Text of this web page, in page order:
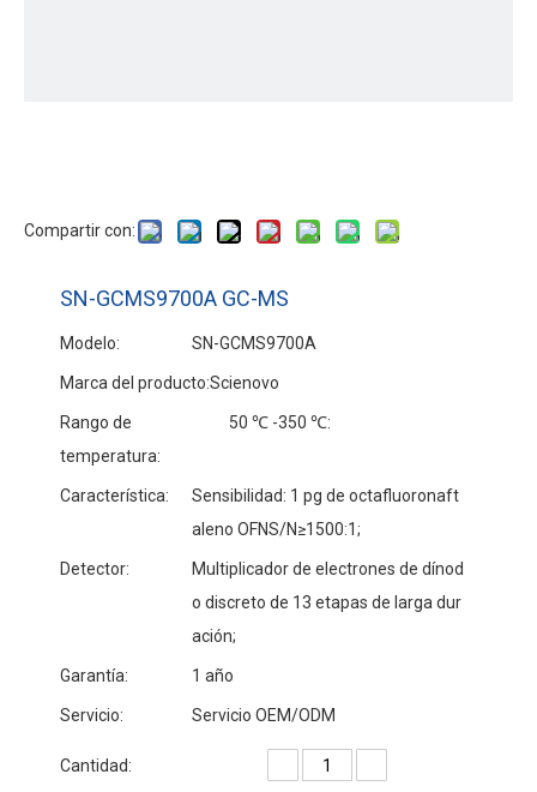
Compartir con:
SN-GCMS9700A GC-MS
Modelo: SN-GCMS9700A
Marca del producto:Scienovo
Rango de
temperatura:
50 ℃ -350 ℃:
Característica:
Sensibilidad: 1 pg de octafluoronaft
aleno OFNS/N≥1500:1;
Detector:
Multiplicador de electrones de dínod
o discreto de 13 etapas de larga dur
ación;
Garantía: 1 año
Servicio: Servicio OEM/ODM
Cantidad: